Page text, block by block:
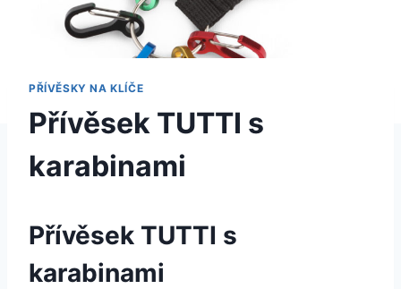
PŘÍVĚSKY NA KLÍČE
Přívěsek TUTTI s
karabinami
Přívěsek TUTTI s
karabinami